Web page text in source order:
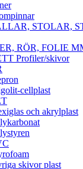
STOLAR,
RÖR, FOLIE
Profiler/skivor
cellplast
och akrylplast
skivor plast